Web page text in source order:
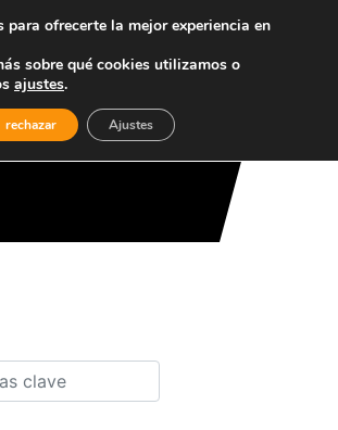
para ofrecerte la mejor experiencia en
sobre qué cookies utilizamos o
ajustes.
rechazar Ajustes